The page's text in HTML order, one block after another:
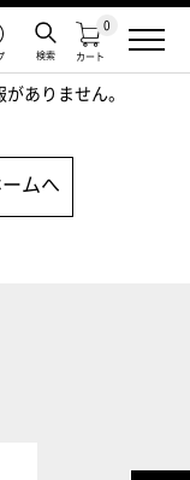
カート
0
検索
ありません。
ムへ